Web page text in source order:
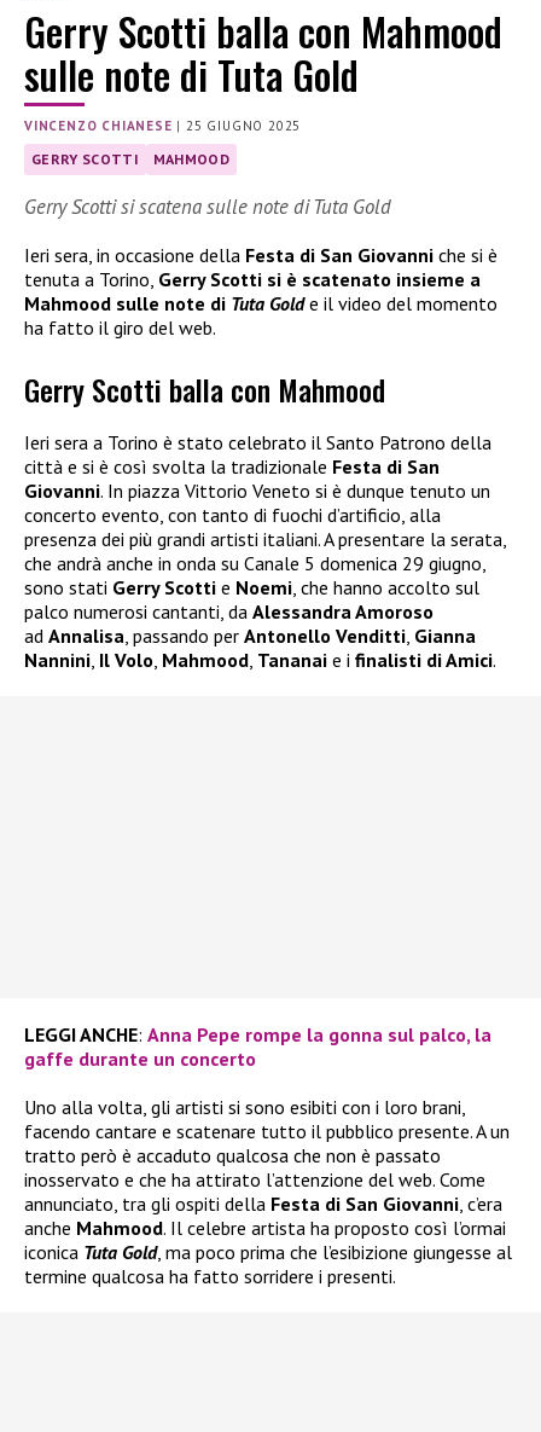
Gerry Scotti balla con Mahmood
sulle note di Tuta Gold
VINCENZO CHIANESE | 25 GIUGNO 2025
GERRY SCOTTI MAHMOOD
Gerry Scotti si scatena sulle note di Tuta Gold
Ieri sera, in occasione della Festa di San Giovanni che si è
tenuta a Torino, Gerry Scotti si è scatenato insieme a
Mahmood sulle note di Tuta Golde il video del momento
ha fatto il giro del web.
Gerry Scotti balla con Mahmood
Ieri sera a Torino è stato celebrato il Santo Patrono della
città e si è così svolta la tradizionale Festa di San
Giovanni. In piazza Vittorio Veneto si è dunque tenuto un
concerto evento, con tanto di fuochi d’artificio, alla
presenza dei più grandi artisti italiani. A presentare la serata,
che andrà anche in onda su Canale 5 domenica 29 giugno,
sono stati Gerry Scotti e Noemi , che hanno accolto sul
palco numerosi cantanti, da Alessandra Amoroso
ad Annalisa , passando per Antonello Venditti Gianna
Nannini Il Volo Mahmood Tananai e i finalisti di Amici.
LEGGI ANCHE: Anna Pepe rompe la gonna sul palco, la
gaffe durante un concerto
Uno alla volta, gli artisti si sono esibiti con i loro brani,
facendo cantare e scatenare tutto il pubblico presente. A un
tratto però è accaduto qualcosa che non è passato
inosservato e che ha attirato l’attenzione del web. Come
annunciato, tra gli ospiti della Festa di San Giovanni , c’era
anche Mahmood. Il celebre artista ha proposto così l’ormai
iconica Tuta Gold, ma poco prima che l’esibizione giungesse al
termine qualcosa ha fatto sorridere i presenti.